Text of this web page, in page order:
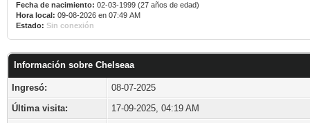
Fecha de nacimiento: 02-03-1999 (27 años de edad)
Hora local: 09-08-2026 en 07:49 AM
Estado: Sin conexión
Información sobre Chelseaa
Ingresó:
08-07-2025
Última visita:
17-09-2025, 04:19 AM